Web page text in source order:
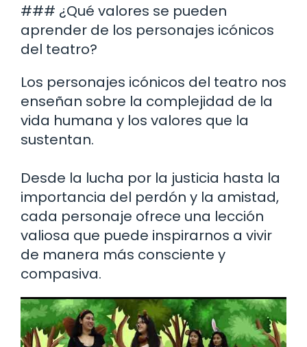
### ¿Qué valores se pueden
aprender de los personajes icónicos
del teatro?
Los personajes icónicos del teatro nos
enseñan sobre la complejidad de la
vida humana y los valores que la
sustentan.
Desde la lucha por la justicia hasta la
importancia del perdón y la amistad,
cada personaje ofrece una lección
valiosa que puede inspirarnos a vivir
de manera más consciente y
compasiva.